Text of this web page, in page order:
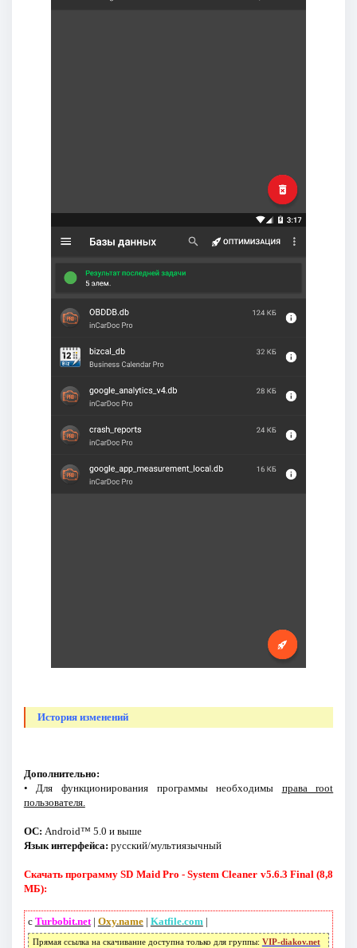
История изменений
Дополнительно:
• Для функционирования программы необходимы права root
пользователя.
ОС: Android™ 5.0 и выше
Язык интерфейса: русский/мультиязычный
Скачать программу SD Maid Pro - System Cleaner v5.6.3 Final (8,8
МБ):
с Turbobit.net| Oxy.name| Katfile.com|
Прямая ссылка на скачивание доступна только для группы: VIP-diakov.net